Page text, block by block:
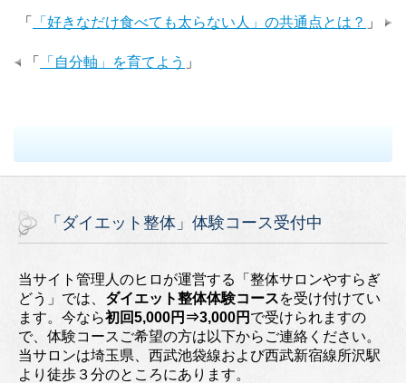
「 「好きなだけ食べても太らない人」の共通点とは？ 」
「 「自分軸」を育てよう 」
「ダイエット整体」体験コース受付中
当サイト管理人のヒロが運営する「整体サロンやすらぎ
どう」では、 ダイエット整体体験コースを受け付けてい
ます。今なら初回5,000円⇒3,000円 で受けられますの
で、体験コースご希望の方は以下からご連絡ください。
当サロンは埼玉県、西武池袋線および西武新宿線所沢駅
より徒歩３分のところにあります。